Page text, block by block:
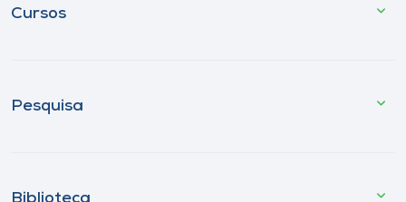
Cursos
Pesquisa